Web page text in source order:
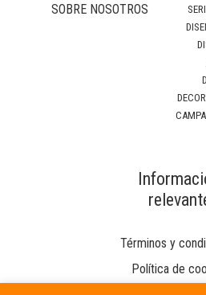
SOBRE NOSOTROS
Términos y
Política de